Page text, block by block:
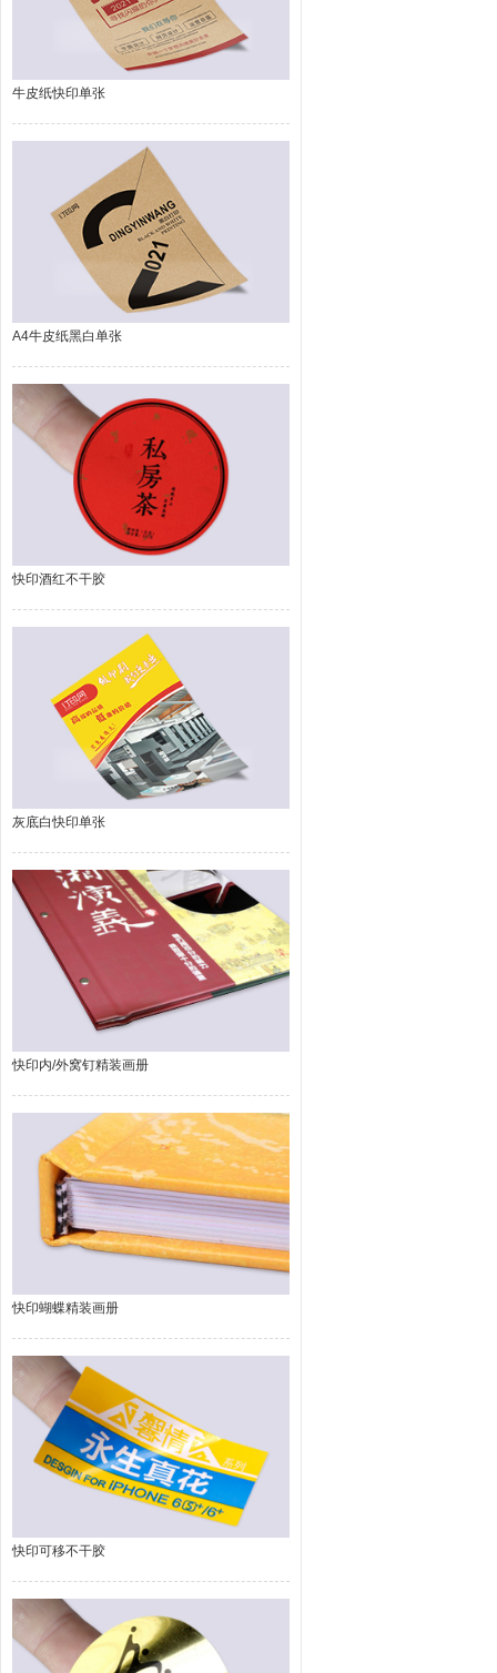
牛皮纸快印单张
A4牛皮纸黑白单张
快印酒红不干胶
灰底白快印单张
快印内/外窝钉精装画册
快印蝴蝶精装画册
快印可移不干胶